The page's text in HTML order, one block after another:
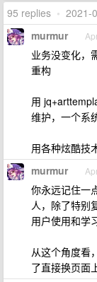
95 replies • 2021-
murmur
业务没变化，
重构
用
维护，一个系
用各种炫酷技
murmur
你永远记住一
人，除了特别
用户使用和学
从这个角度看
了直接换页面